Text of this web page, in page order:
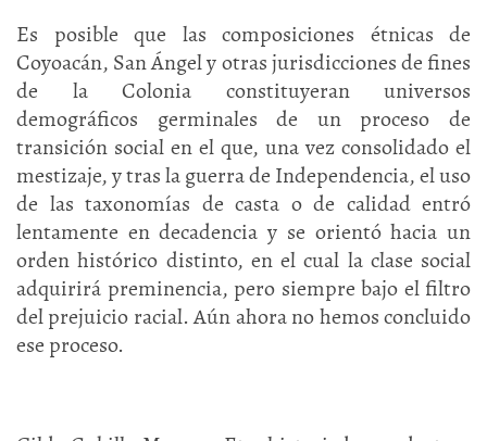
Es posible que las composiciones étnicas de
Coyoacán, San Ángel y otras jurisdicciones de fines
de la Colonia constituyeran universos
demográficos germinales de un proceso de
transición social en el que, una vez consolidado el
mestizaje, y tras la guerra de Independencia, el uso
de las taxonomías de casta o de calidad entró
lentamente en decadencia y se orientó hacia un
orden histórico distinto, en el cual la clase social
adquirirá preminencia, pero siempre bajo el filtro
del prejuicio racial. Aún ahora no hemos concluido
ese proceso.